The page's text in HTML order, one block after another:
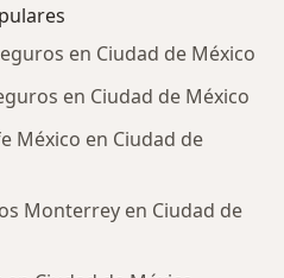
en Ciudad de México
en Ciudad de México
México en Ciudad de
Monterrey en Ciudad de